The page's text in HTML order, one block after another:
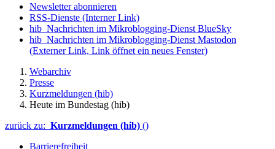
Newsletter abonnieren
RSS-Dienste (Interner Link)
hib_Nachrichten im Mikroblogging-Dienst BlueSky
hib_Nachrichten im Mikroblogging-Dienst Mastodon
(Externer Link, Link öffnet ein neues Fenster)
Webarchiv
Presse
Kurzmeldungen (hib)
Heute im Bundestag (hib)
zurück zu: Kurzmeldungen (hib) ()
Barrierefreiheit